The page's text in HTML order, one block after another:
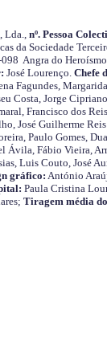
Lda., nº. Pessoa
da Sociedade
Angra do
José Lourenço. Chefe
Fagundes,
Costa, Jorge
Francisco dos
José Guilherme
Paulo Gomes,
Ávila, Fábio Vieira,
Luis Couto, José
gráfico: António
Paula Cristina
Tiragem média